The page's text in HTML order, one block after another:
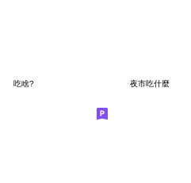
吃啥? 夜市吃什麼